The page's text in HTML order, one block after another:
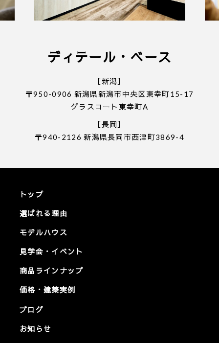
ディテール・ベース
［新潟］
〒950-0906 新潟県新潟市中央区東幸町15-17
グラスコート東幸町A
［長岡］
〒940-2126 新潟県長岡市西津町3869-4
トップ
選ばれる理由
モデルハウス
見学会・イベント
商品ラインナップ
価格・建築実例
ブログ
お知らせ